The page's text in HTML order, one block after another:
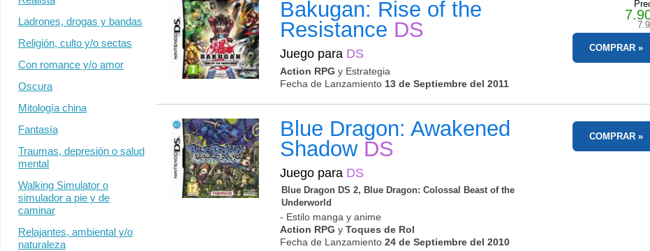
Ladrones, drogas y bandas
Religión, culto y/o sectas
Con romance y/o amor
Oscura
Mitología china
Fantasía
Traumas, depresión o salud
mental
Walking Simulator o
simulador a pie y de
caminar
Relajantes, ambiental y/o
naturaleza
Bakugan: Rise of the
Resistance DS
Juego para DS
Action RPG y Estrategia
Fecha de Lanzamiento 13 de Septiembre del 2011
COMPRAR
Blue Dragon: Awakened
Shadow DS
Juego para DS
Blue Dragon DS 2, Blue Dragon: Colossal Beast of the
Underworld
- Estilo manga y anime
Action RPG yToques de Rol
Fecha de Lanzamiento24 de Septiembre del 2010
COMPRAR